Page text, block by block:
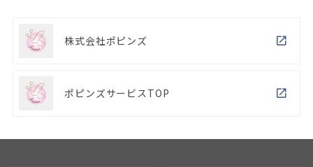
株式会社ポピンズ
ポピンズサービスTOP